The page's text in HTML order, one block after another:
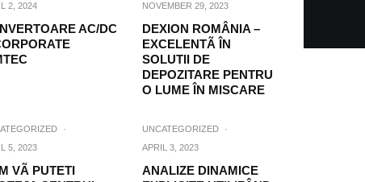
2, 2024
AC/DC
NOVEMBER 29, 2023
DEXION ROMÂNIA –
EXCELENTÃ ÎN
SOLUTII DE
DEPOZITARE PENTRU
O LUME ÎN MISCARE
·
5, 2023
VÃ PUTETI
UNCATEGORIZED
·
APRIL 3, 2023
ANALIZE DINAMICE